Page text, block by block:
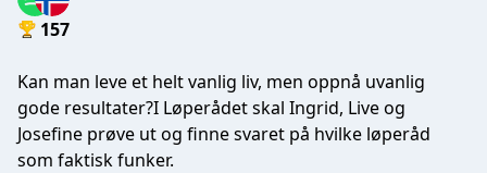
157
Kan man leve et helt vanlig liv, men oppnå uvanlig
gode resultater?I Løperådet skal Ingrid, Live og
Josefine prøve ut og finne svaret på hvilke løperåd
som faktisk funker.